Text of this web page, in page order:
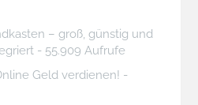
– groß, günstig und
- 55.909 Aufrufe
Geld verdienen! -